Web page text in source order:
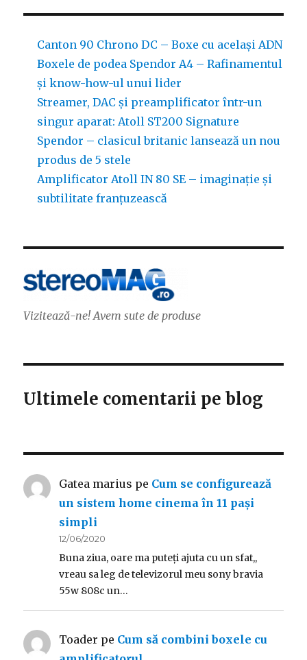
Canton 90 Chrono DC – Boxe cu același ADN
Boxele de podea Spendor A4 – Rafinamentul
și know-how-ul unui lider
Streamer, DAC și preamplificator într-un
singur aparat: Atoll ST200 Signature
Spendor – clasicul britanic lansează un nou
produs de 5 stele
Amplificator Atoll IN 80 SE – imaginație și
subtilitate franțuzească
Vizitează-ne! Avem sute de produse
Ultimele comentarii pe blog
Gatea marius pe Cum se configurează
un sistem home cinema în 11 pași
simpli
12/06/2020
Buna ziua, oare ma puteți ajuta cu un sfat,,
vreau sa leg de televizorul meu sony bravia
55w 808c un…
Toader pe Cum să combini boxele cu